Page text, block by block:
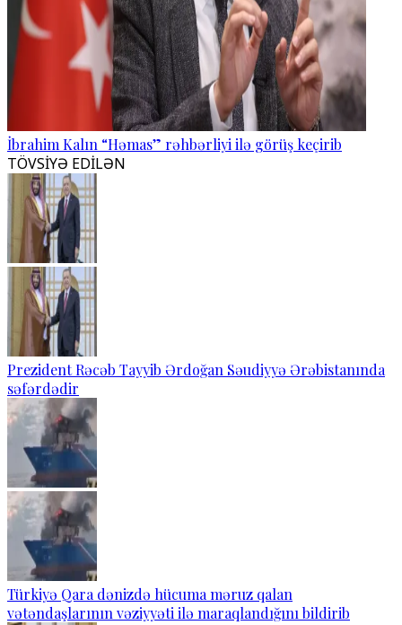
İbrahim Kalın “Həmas” rəhbərliyi ilə görüş keçirib
TÖVSİYƏ EDİLƏN
Prezident Rəcəb Tayyib Ərdoğan Səudiyyə Ərəbistanında
səfərdədir
Türkiyə Qara dənizdə hücuma məruz qalan
vətəndaşlarının vəziyyəti ilə maraqlandığını bildirib